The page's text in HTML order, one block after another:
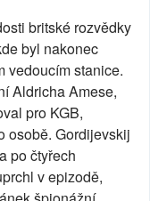
britské rozvědky
byl nakonec
vedoucím stanice.
Aldricha Amese,
pro KGB,
osobě. Gordijevskij
po čtyřech
v epizodě,